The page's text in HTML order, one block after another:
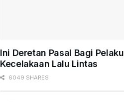
Ini Deretan Pasal Bagi Pelaku
Kecelakaan Lalu Lintas
6049 SHARES